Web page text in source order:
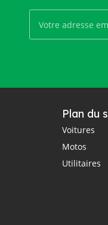
Plan du
Voitures
Motos
Utilitaires